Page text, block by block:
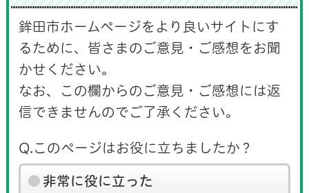
鉾田市ホームページをより良いサイトにす
るために、皆さまのご意見・ご感想をお聞
かせください。
なお、この欄からのご意見・ご感想には返
信できませんのでご了承ください。
Q.このページはお役に立ちましたか？
非常に役に立った